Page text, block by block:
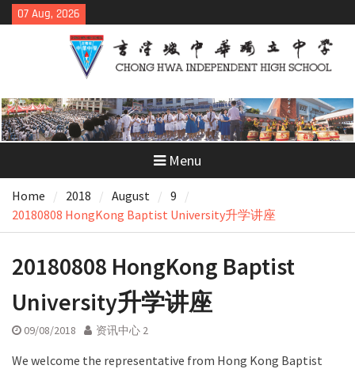
Skip
to
07 Aug, 2026
Menu
Home 2018 August
9
20180808 HongKong Baptist University升学讲座
20180808 HongKong Baptist
University升学讲座
09/08/2018 资讯中心 2
We welcome the representative from Hong Kong Baptist